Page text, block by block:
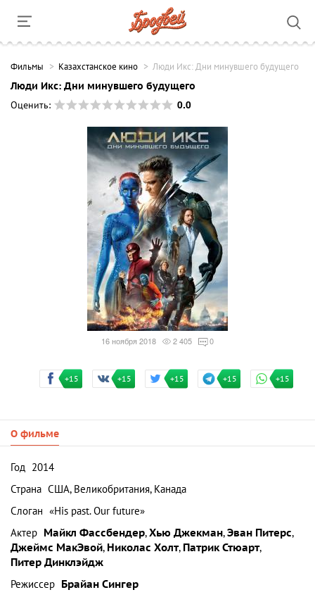
Фильмы Казахстанское кино Люди Икс: Дни минувшего будущего
Люди Икс: Дни минувшего будущего
Оценить:
0.0
16 ноября 2018 2 405 0
+15 +15 +15 +15 +15
О фильме
Год 2014
Страна США, Великобритания, Канада
Слоган «His past. Our future»
Актер Майкл Фассбендер,Хью Джекман,Эван Питерс,
Джеймс МакЭвой, Николас Холт, Патрик Стюарт,
Питер Динклэйдж
Режиссер Брайан Сингер